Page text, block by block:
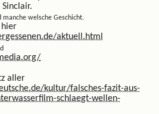
manche welsche Geschicht.
hier
aktuell.html
aller
kultur/falsches-fazit-aus-
schlaegt-wellen-